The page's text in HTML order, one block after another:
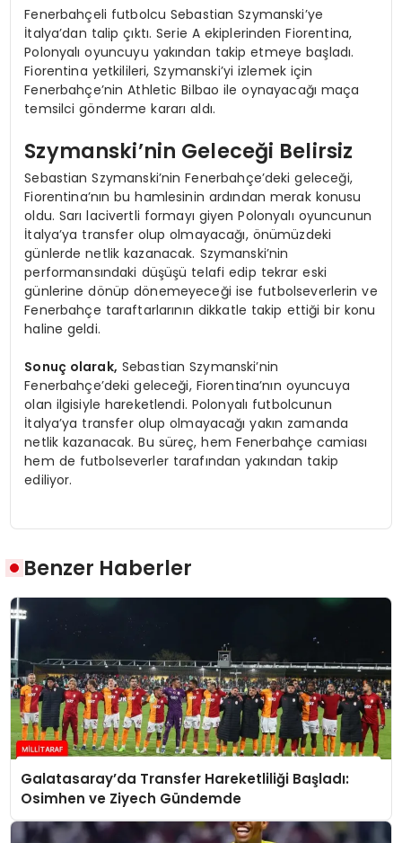
Fenerbahçeli futbolcu Sebastian Szymanski’ye
İtalya’dan talip çıktı. Serie A ekiplerinden Fiorentina,
Polonyalı oyuncuyu yakından takip etmeye başladı.
Fiorentina yetkilileri, Szymanski’yi izlemek için
Fenerbahçe’nin Athletic Bilbao ile oynayacağı maça
temsilci gönderme kararı aldı.
Szymanski’nin Geleceği Belirsiz
Sebastian Szymanski’nin Fenerbahçe’deki geleceği,
Fiorentina’nın bu hamlesinin ardından merak konusu
oldu. Sarı lacivertli formayı giyen Polonyalı oyuncunun
İtalya’ya transfer olup olmayacağı, önümüzdeki
günlerde netlik kazanacak. Szymanski’nin
performansındaki düşüşü telafi edip tekrar eski
günlerine dönüp dönemeyeceği ise futbolseverlerin ve
Fenerbahçe taraftarlarının dikkatle takip ettiği bir konu
haline geldi.
Sonuç olarak, Sebastian Szymanski’nin
Fenerbahçe’deki geleceği, Fiorentina’nın oyuncuya
olan ilgisiyle hareketlendi. Polonyalı futbolcunun
İtalya’ya transfer olup olmayacağı yakın zamanda
netlik kazanacak. Bu süreç, hem Fenerbahçe camiası
hem de futbolseverler tarafından yakından takip
ediliyor.
Benzer Haberler
Galatasaray’da Transfer Hareketliliği Başladı:
Osimhen ve Ziyech Gündemde